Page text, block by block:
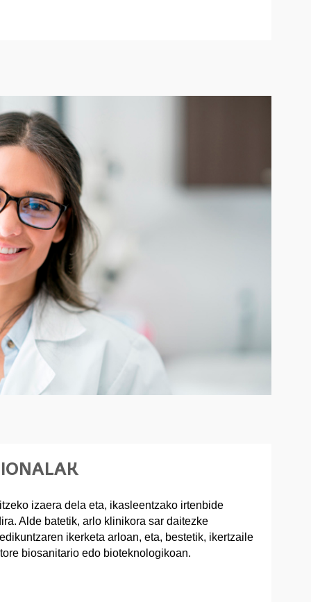
izaera dela eta, ikasleentzako irtenbide
Alde batetik, arlo klinikora sar daitezke
ikerketa arloan, eta, bestetik, ikertzaile
biosanitario edo bioteknologikoan.